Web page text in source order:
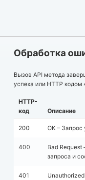
Обработка
Вызов API метода
успеха или HTTP
HTTP-
код
Описание
200 OK –
400
Bad
запроса и
401